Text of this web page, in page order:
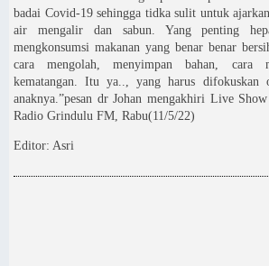
badai Covid-19 sehingga tidka sulit untuk
air mengalir dan sabun. Yang penting
mengkonsumsi makanan yang benar benar
cara mengolah, menyimpan bahan, cara
kematangan. Itu ya.., yang harus difokuskan
anaknya.”pesan dr Johan mengakhiri Live
Radio Grindulu FM, Rabu(11/5/22)
Editor: Asri